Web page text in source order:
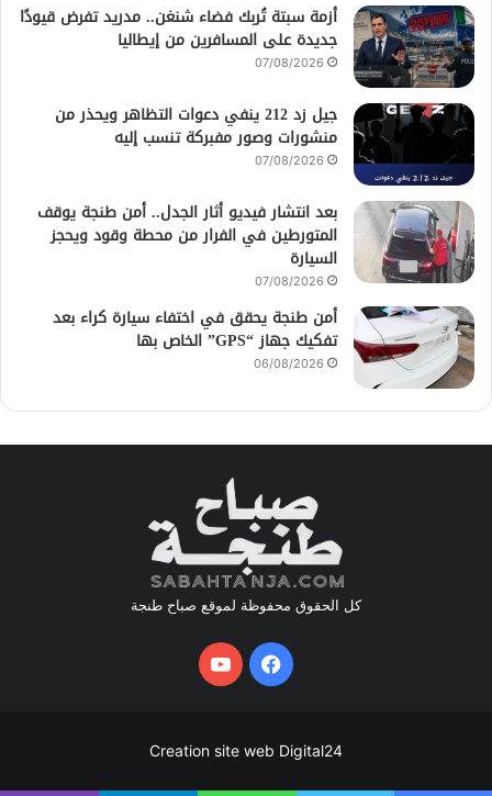
أزمة سبتة تُربك فضاء شنغن.. مدريد تفرض قيودًا
جديدة على المسافرين من إيطاليا
07/08/2026
جيل زد 212 ينفي دعوات التظاهر ويحذر من
منشورات وصور مفبركة تنسب إليه
07/08/2026
بعد انتشار فيديو أثار الجدل.. أمن طنجة يوقف
المتورطين في الفرار من محطة وقود ويحجز
السيارة
07/08/2026
أمن طنجة يحقق في اختفاء سيارة كراء بعد
تفكيك جهاز “GPS” الخاص بها
06/08/2026
كل الحقوق محفوظة لموقع صباح طنجة
فيسبوكيوتيوب
Creation site web Digital24